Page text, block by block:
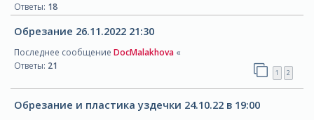
Ответы: 18
Обрезание 26.11.2022 21:30
Последнее сообщение DocMalakhova «
Ответы: 21
1 2
Обрезание и пластика уздечки 24.10.22 в 19:00